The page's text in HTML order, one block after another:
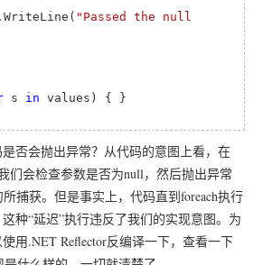
.WriteLine( "Passed the null
s in values) { }
否会抛出异常？从代码的意图上看，在
们会检查参数是否为null，然后抛出异常
捕获。但是事实上，代码直到foreach执行
种“延迟”执行违反了我们的实现意图。为
用.NET Reflector反编译一下，查看一下